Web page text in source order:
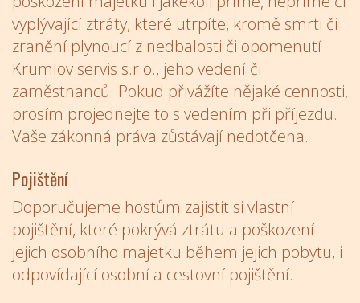
vyplývající ztráty, které utrpíte, kromě smrti či
zranění plynoucí z nedbalosti či opomenutí
Krumlov servis s.r.o., jeho vedení či
zaměstnanců. Pokud přivážíte nějaké cennosti,
prosím projednejte to s vedením při příjezdu.
Vaše zákonná práva zůstávají nedotčena.
Pojištění
Doporučujeme hostům zajistit si vlastní
pojištění, které pokrývá ztrátu a poškození
jejich osobního majetku během jejich pobytu, i
odpovídající osobní a cestovní pojištění.